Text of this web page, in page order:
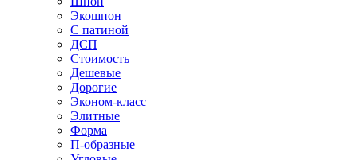
Экошпон
С патиной
ДСП
Стоимость
Дешевые
Дорогие
Эконом-класс
Элитные
Форма
П-образные